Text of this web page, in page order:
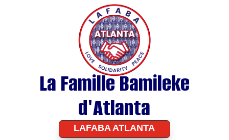
La Famille Bamileke
d'Atlanta
LAFABA ATLANTA